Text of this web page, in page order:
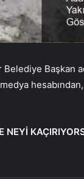
Başkan
NEYİ